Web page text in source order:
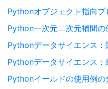
Pythonオブジェクト指向
Python一次元二次元補間の
Pythonデータサイエンス：
Pythonデータサイエンス：
Pythonイールドの使用例の